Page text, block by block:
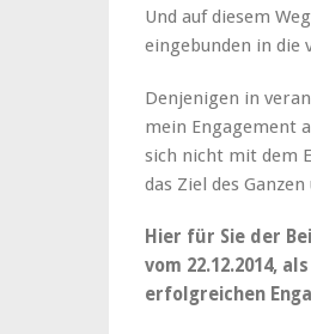
Und auf diesem
eingebunden in die
Denjenigen in
mein Engagement
sich nicht mit dem
das Ziel des
Hier für Sie der
vom 22.12.2014,
erfolgreichen